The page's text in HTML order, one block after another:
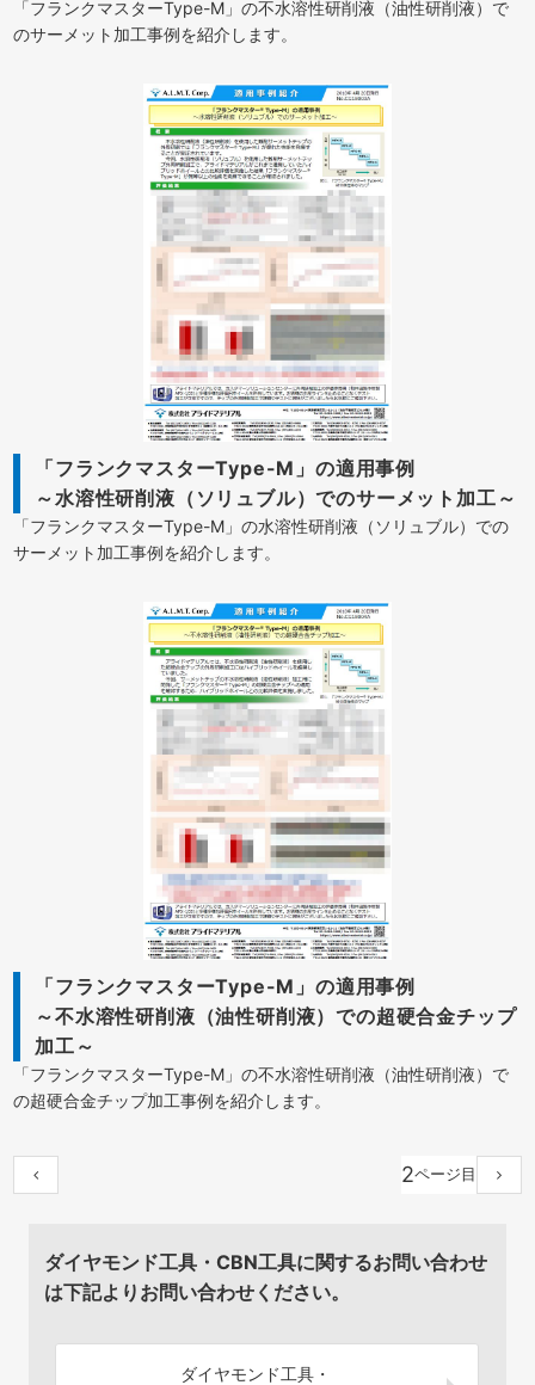
「フランクマスターType-M」の不水溶性研削液（油性研削液）で
のサーメット加工事例を紹介します。
「フランクマスターType-M」の適用事例
～水溶性研削液（ソリュブル）でのサーメット加工～
「フランクマスターType-M」の水溶性研削液（ソリュブル）での
サーメット加工事例を紹介します。
「フランクマスターType-M」の適用事例
～不水溶性研削液（油性研削液）での超硬合金チップ
加工～
「フランクマスターType-M」の不水溶性研削液（油性研削液）で
の超硬合金チップ加工事例を紹介します。
2
ダイヤモンド工具・CBN工具に関するお問い合わせ
は下記よりお問い合わせください。
ダイヤモンド工具・